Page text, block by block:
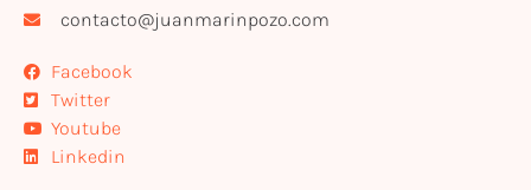
contacto@juanmarinpozo.com
Facebook
Twitter
Youtube
Linkedin